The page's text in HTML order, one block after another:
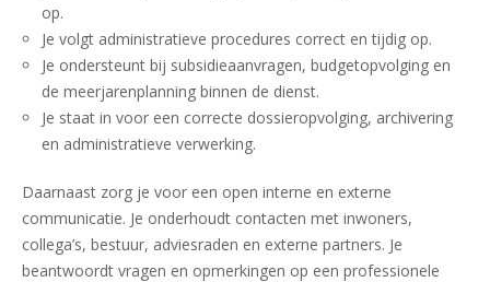
op.
Je volgt administratieve procedures correct en tijdig op.
Je ondersteunt bij subsidieaanvragen, budgetopvolging en
de meerjarenplanning binnen de dienst.
Je staat in voor een correcte dossieropvolging, archivering
en administratieve verwerking.
Daarnaast zorg je voor een open interne en externe
communicatie. Je onderhoudt contacten met inwoners,
collega’s, bestuur, adviesraden en externe partners. Je
beantwoordt vragen en opmerkingen op een professionele